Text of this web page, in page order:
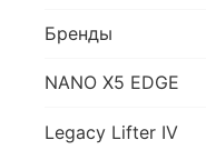
Бренды
NANO X5 EDGE
Legacy Lifter IV